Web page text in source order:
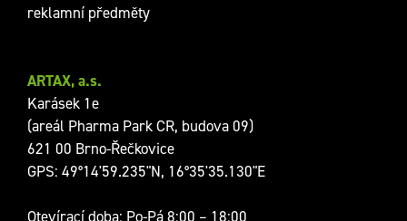
ARTAX, a.s.
Karásek 1e
(areál Pharma Park CR, budova 09)
621 00 Brno-Řečkovice
GPS: 49°14'59.235"N, 16°35'35.130"E
Otevírací doba: Po-Pá 8:00 – 18:00
reklamní předměty